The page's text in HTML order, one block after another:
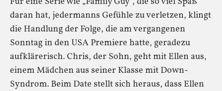
daran hat, jedermanns Gefühle zu verletzen, klingt
die Handlung der Folge, die am vergangenen
Sonntag in den USA Premiere hatte, geradezu
aufklärerisch. Chris, der Sohn, geht mit Ellen aus,
einem Mädchen aus seiner Klasse mit Down-
Syndrom. Beim Date stellt sich heraus, dass Ellen